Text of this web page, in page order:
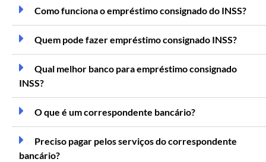
Como funciona o empréstimo consignado do INSS?
Quem pode fazer empréstimo consignado INSS?
Qual melhor banco para empréstimo consignado
INSS?
O que é um correspondente bancário?
Preciso pagar pelos serviços do correspondente
bancário?